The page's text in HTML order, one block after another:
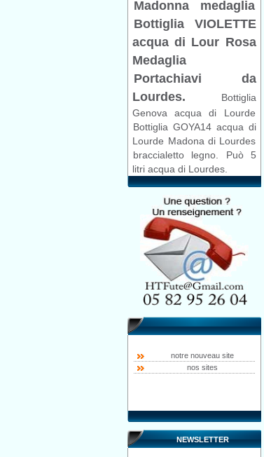
Madonna
medaglia
Bottiglia VIOLETTE
acqua di Lour Rosa
Medaglia
Portachiavi da
Lourdes.
Bottiglia
Genova acqua di Lourde
Bottiglia GOYA14 acqua di
Lourde Madona di Lourdes
braccialetto legno.
Può 5
litri acqua di Lourdes.
notre nouveau site
nos sites
NEWSLETTER